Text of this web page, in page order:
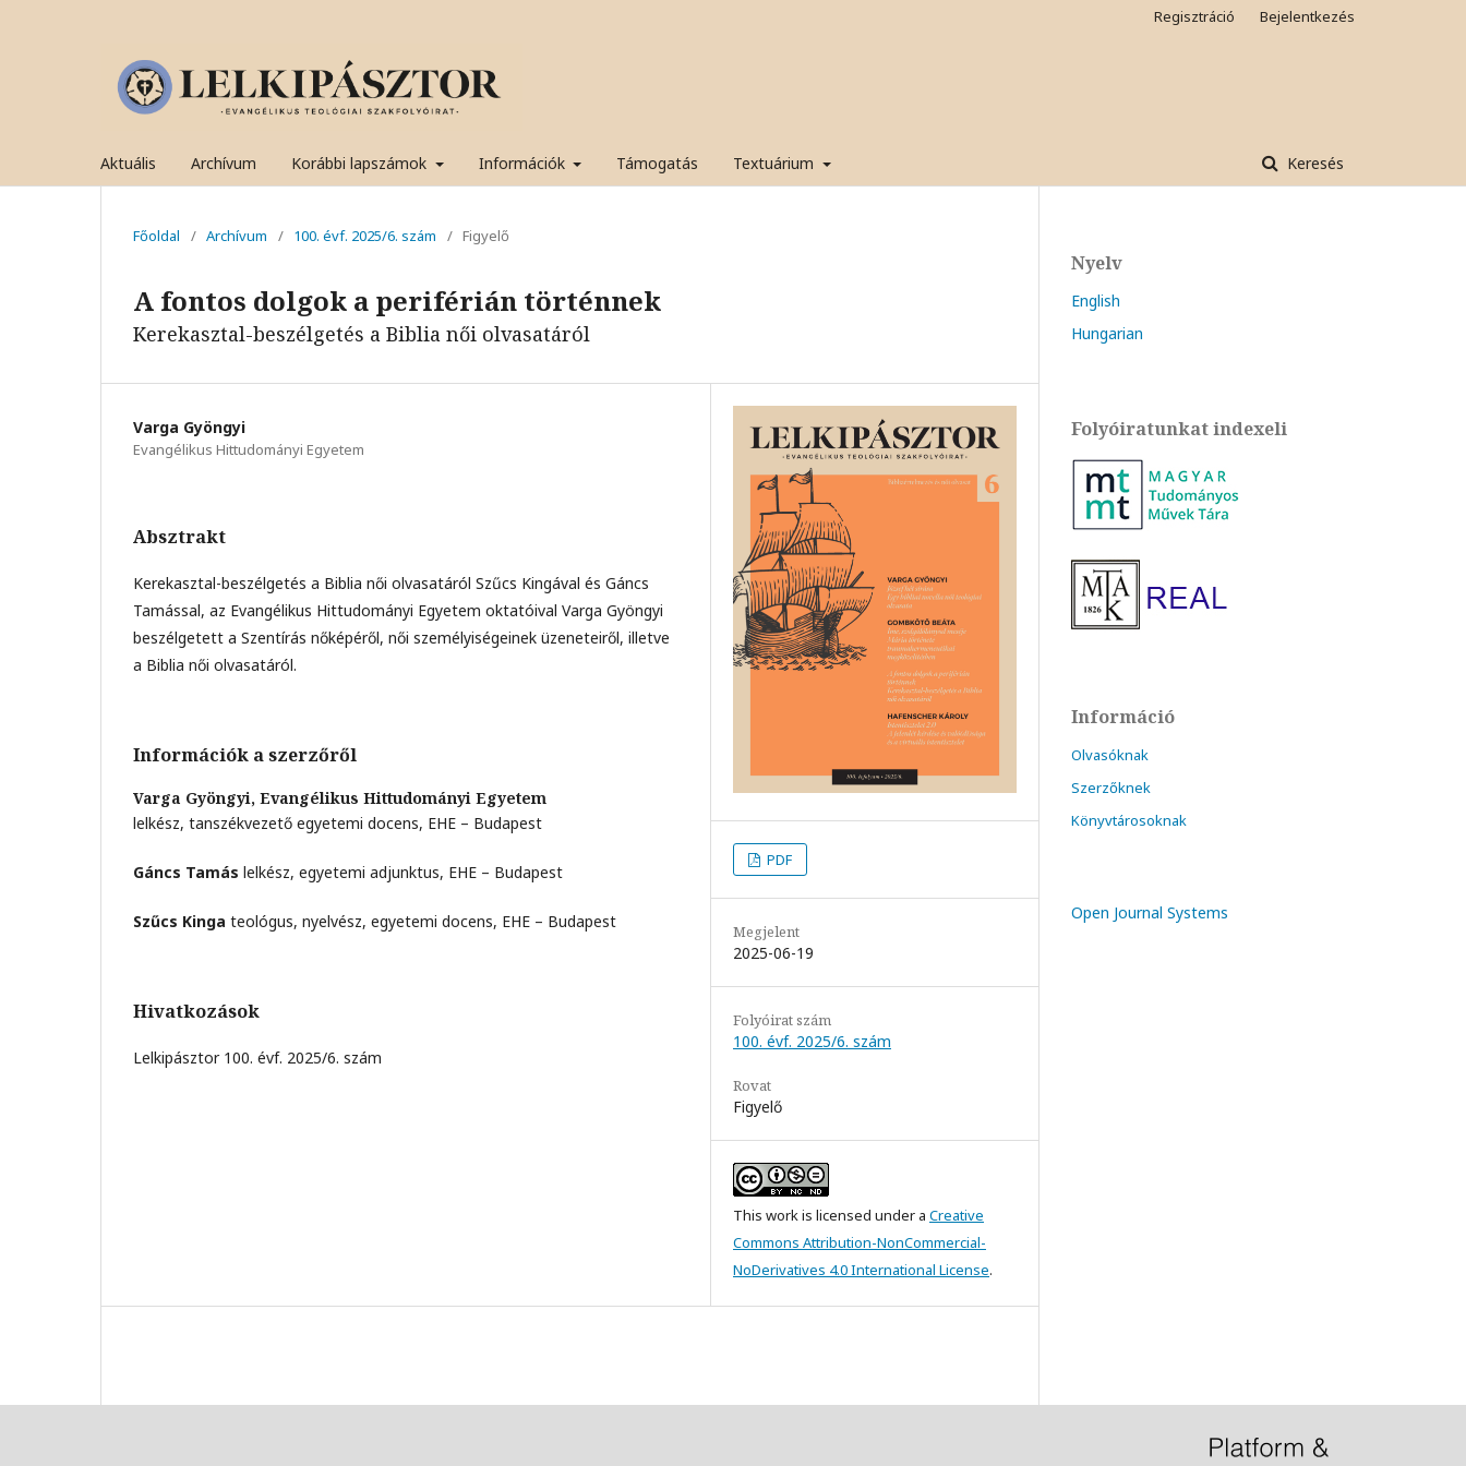
Aktuális Archívum Korábbi lapszámok Információk Támogatás Textuárium Keresés
Regisztráció Bejelentkezés
Főoldal / Archívum / 100. évf. 2025/6. szám / Figyelő
A fontos dolgok a periférián történnek
Kerekasztal-beszélgetés a Biblia női olvasatáról
Varga Gyöngyi
Evangélikus Hittudományi Egyetem
Absztrakt
Kerekasztal-beszélgetés a Biblia női olvasatáról Szűcs Kingával és Gáncs
Tamással, az Evangélikus Hittudományi Egyetem oktatóival Varga Gyöngyi
beszélgetett a Szentírás nőképéről, női személyiségeinek üzeneteiről, illetve
a Biblia női olvasatáról.
Információk a szerzőről
Varga Gyöngyi, Evangélikus Hittudományi Egyetem
lelkész, tanszékvezető egyetemi docens, EHE – Budapest
Gáncs Tamás lelkész, egyetemi adjunktus, EHE – Budapest
Szűcs Kinga teológus, nyelvész, egyetemi docens, EHE – Budapest
Hivatkozások
Lelkipásztor 100. évf. 2025/6. szám
PDF
Megjelent
2025-06-19
Folyóirat szám
100. évf. 2025/6. szám
Rovat
Figyelő
This work is licensed under a Creative
Commons Attribution-NonCommercial-
NoDerivatives 4.0 International License.
Nyelv
English
Hungarian
Folyóiratunkat indexeli
Információ
Olvasóknak
Szerzőknek
Könyvtárosoknak
Open Journal Systems